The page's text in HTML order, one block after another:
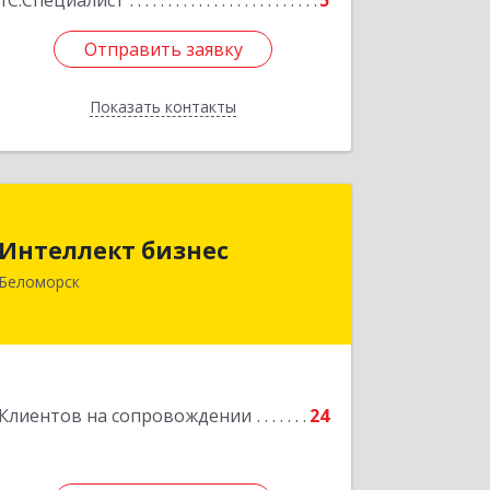
Отправить заявку
Показать контакты
Отправить заявку
Назад
Интеллект бизнес
Беломорск
Клиентов на сопровождении 24